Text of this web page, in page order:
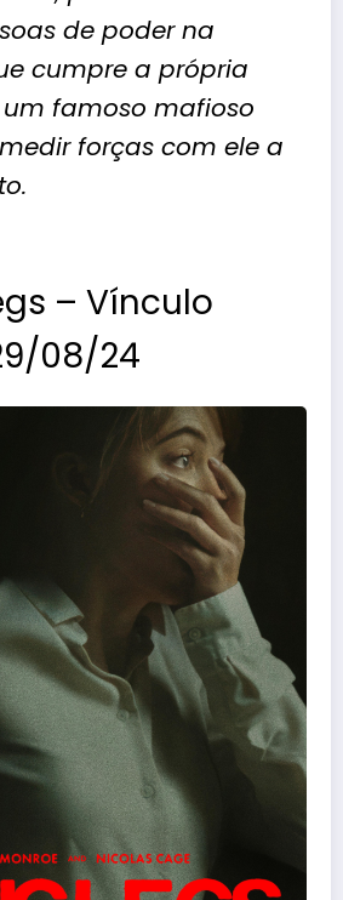
de poder na
cumpre a própria
um famoso mafioso
forças com ele a
– Vínculo
08/24